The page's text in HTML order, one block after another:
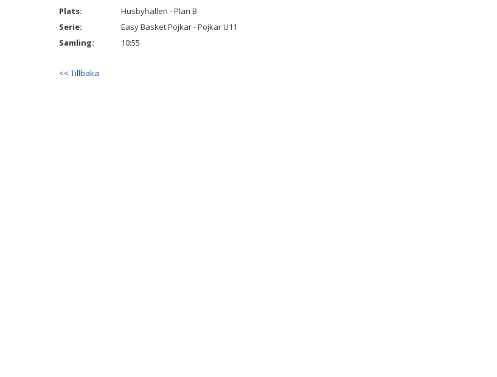
Plats:
Husbyhallen - Plan B
Serie:
Easy Basket Pojkar - Pojkar U11
Samling:
10:55
<< Tillbaka